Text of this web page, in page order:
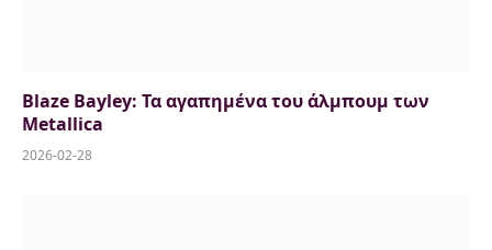
Blaze Bayley: Τα αγαπημένα του άλμπουμ των
Metallica
2026-02-28